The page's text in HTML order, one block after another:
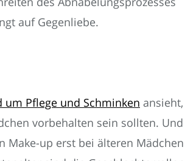
auf Gegenliebe.
Pflege und Schminken ansieht,
vorbehalten sein sollten. Und
Make-up erst bei älteren Mädchen